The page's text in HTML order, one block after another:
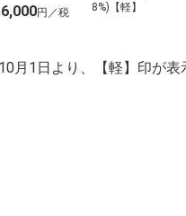
6,000円／税
8%)【軽】
月1日より、【軽】印が表